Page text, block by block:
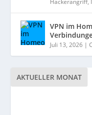
Hackerangriff,
VPN im
Juli 13, 2026 |
AKTUELLER MONAT